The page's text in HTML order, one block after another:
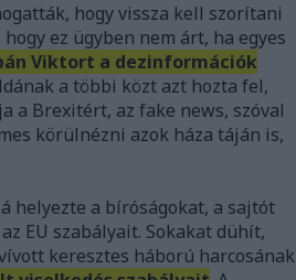
hogy vissza kell szorítani
ez ügyben nem árt, ha egyes
Viktort a dezinformációk
a többi közt azt hozta fel,
a Brexitért, az fake news, szóval
körülnézni azok háza táján is,
helyezte a bíróságokat, a sajtót
EU szabályait. Sokakat dühít,
keresztes háború harcosának